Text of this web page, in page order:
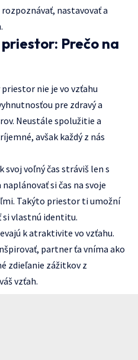
nastavovať a
Prečo na
nie je vo vzťahu
pre zdravý a
Neustále spolužitie a
avšak každý z nás
svoj voľný čas stráviš len s
si čas na svoje
Takýto priestor ti umožní
si vlastnú identitu.
k atraktivite vo vzťahu.
partner ťa vníma ako
zdieľanie zážitkov z
vzťah.